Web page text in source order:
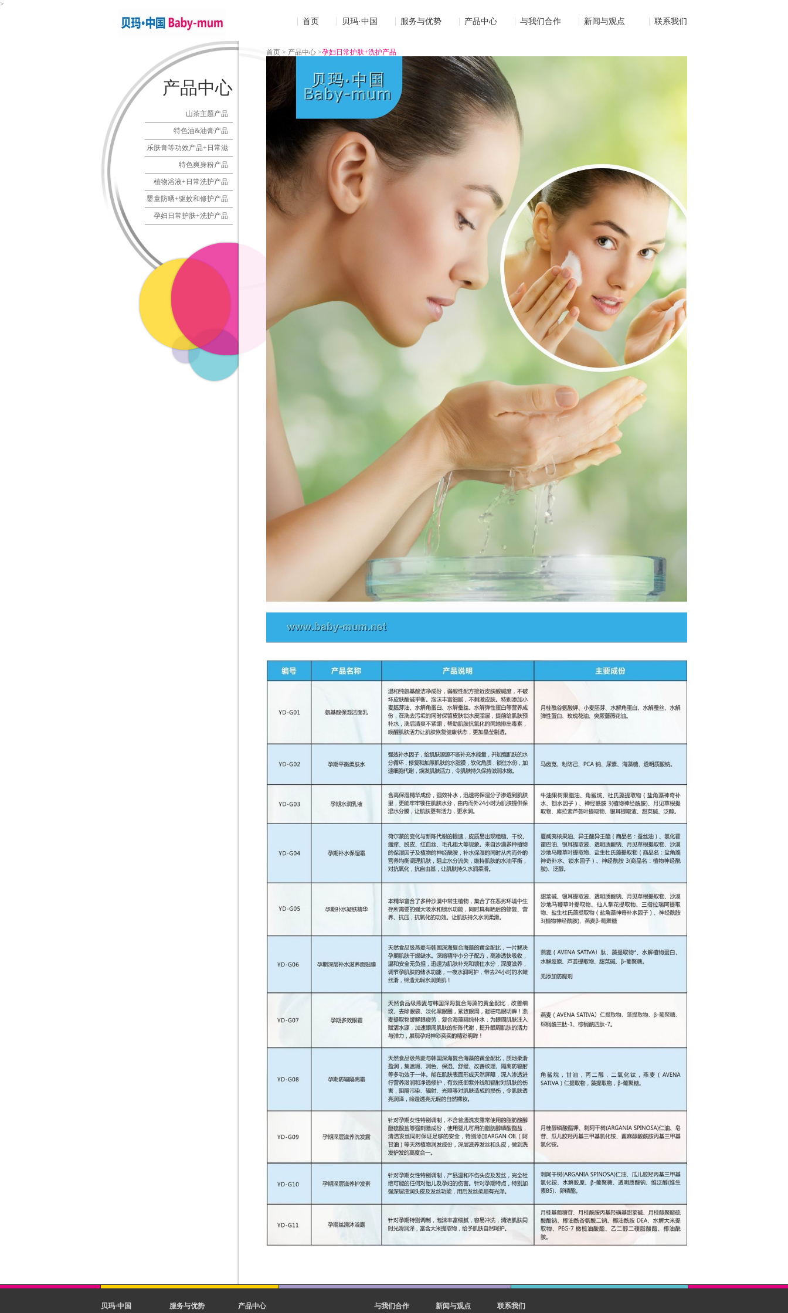
>
首页 贝玛·中国 服务与优势 产品中心 与我们合作 新闻与观点 联系我们
产品中心
山茶主题产品
特色油&油膏产品
乐肤膏等功效产品+日常滋
润产品
特色爽身粉产品
植物浴液+日常洗护产品
婴童防晒+驱蚊和修护产品
孕妇日常护肤+洗护产品
首页 > 产品中心 >孕妇日常护肤+洗护产品
贝玛·中国 服务与优势 产品中心 与我们合作 新闻与观点 联系我们